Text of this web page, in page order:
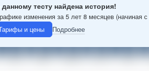
тесту найдена история!
изменения за 5 лет 8 месяцев (начиная
и цены
Подробнее